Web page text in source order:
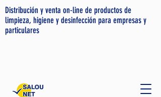
Distribución y venta on-line de productos de
limpieza, higiene y desinfección para empresas y
particulares